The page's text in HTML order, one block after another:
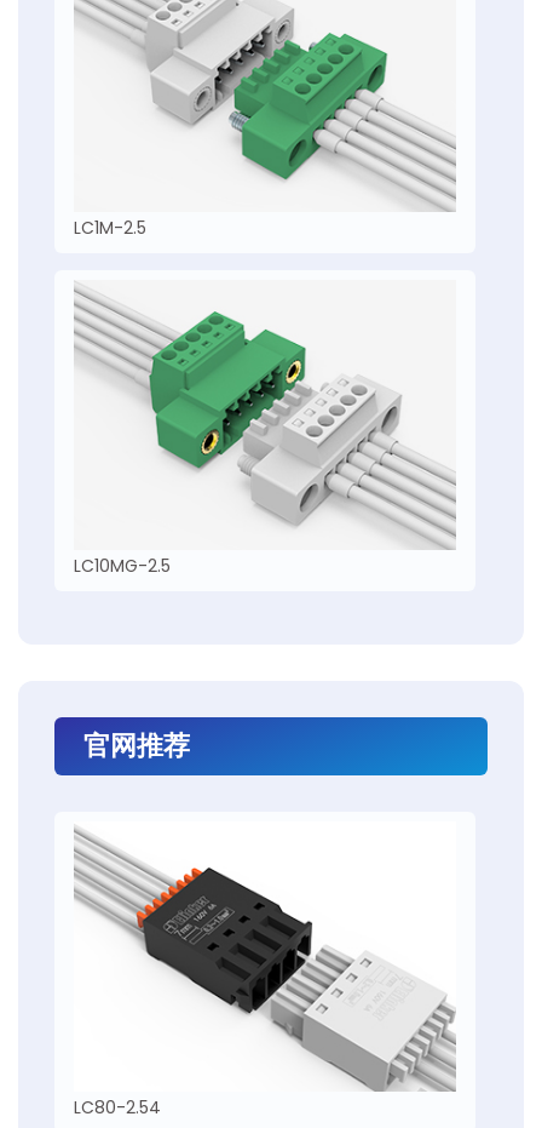
LC1M-2.5
LC10MG-2.5
官网推荐
LC80-2.54